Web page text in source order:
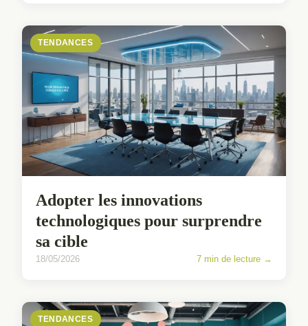
TENDANCES
Adopter les innovations
technologiques pour surprendre
sa cible
18/05/2026 7 min de lecture →
TENDANCES